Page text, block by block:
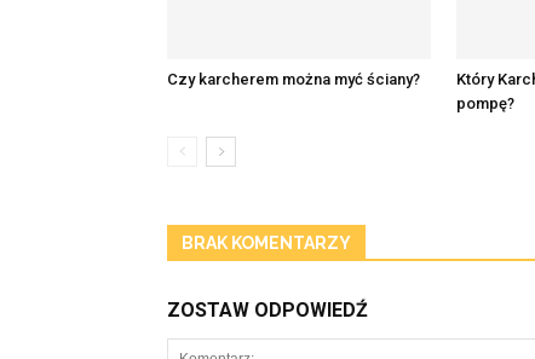
Czy karcherem można myć ściany?
Który
pompę?
BRAK KOMENTARZY
ZOSTAW ODPOWIEDŹ